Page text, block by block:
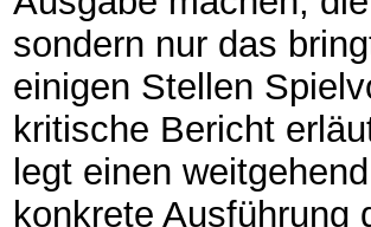
sondern nur das
einigen Stellen
kritische Bericht
legt einen
konkrete Ausführung